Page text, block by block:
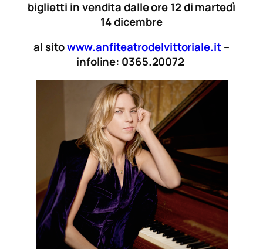
biglietti in vendita dalle ore 12 di martedì
14 dicembre
al sitowww.anfiteatrodelvittoriale.it–
infoline: 0365.20072